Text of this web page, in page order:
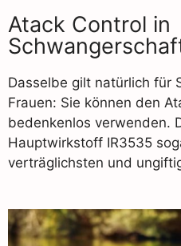
Atack Control in
Dasselbe gilt natürlich für
Frauen: Sie können den
bedenkenlos verwenden.
Hauptwirkstoff IR3535
verträglichsten und